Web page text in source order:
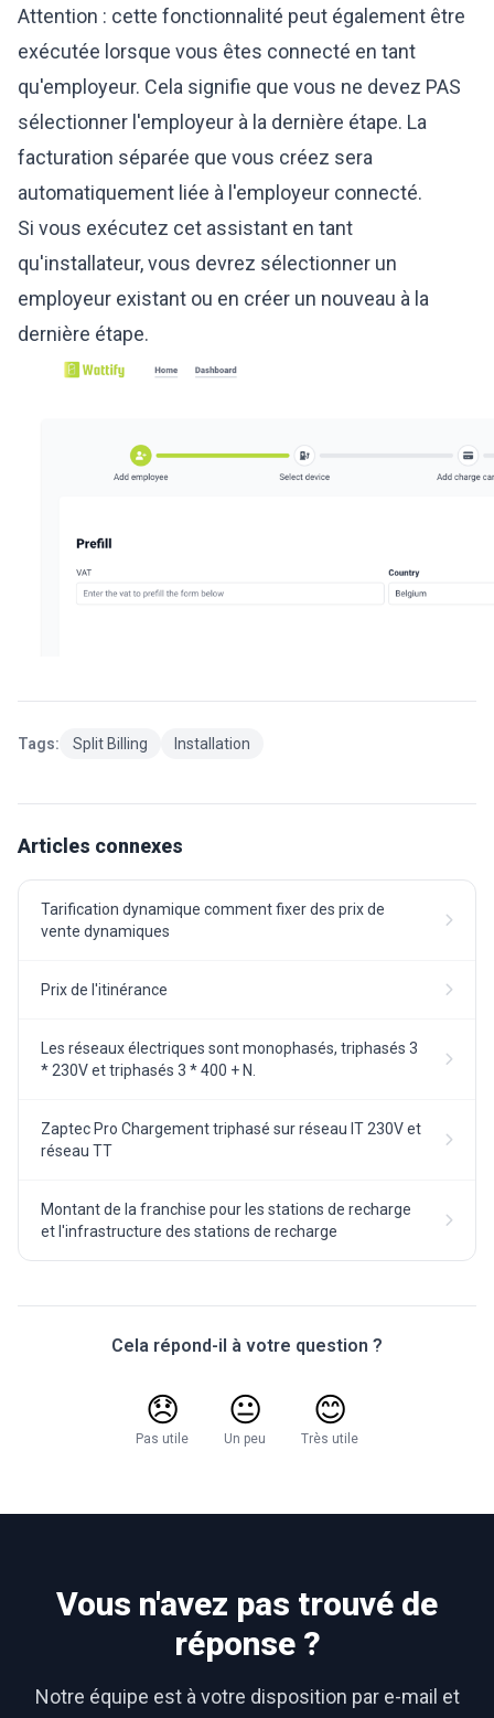
Attention : cette fonctionnalité peut également être
exécutée lorsque vous êtes connecté en tant
qu'employeur. Cela signifie que vous ne devez PAS
sélectionner l'employeur à la dernière étape. La
facturation séparée que vous créez sera
automatiquement liée à l'employeur connecté.
Si vous exécutez cet assistant en tant
qu'installateur, vous devrez sélectionner un
employeur existant ou en créer un nouveau à la
dernière étape.
Tags: Split Billing Installation
Articles connexes
Tarification dynamique comment fixer des prix de
vente dynamiques
Prix de l'itinérance
Les réseaux électriques sont monophasés, triphasés 3
* 230V et triphasés 3 * 400 + N.
Zaptec Pro Chargement triphasé sur réseau IT 230V et
réseau TT
Montant de la franchise pour les stations de recharge
et l'infrastructure des stations de recharge
Cela répond-il à votre question ?
😞
Pas utile
😐
Un peu
😊
Très utile
Vous n'avez pas trouvé de
réponse ?
Notre équipe est à votre disposition par e-mail et